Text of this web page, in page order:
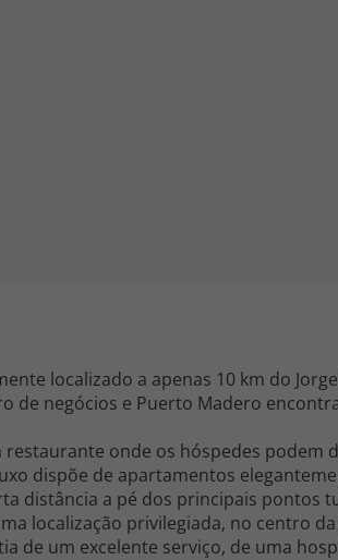
localizado a apenas 10 km do
de negócios e Puerto Madero
restaurante onde os hóspedes podem
dispõe de apartamentos
distância a pé dos principais pontos
localização privilegiada, no centro
de um excelente serviço, de uma